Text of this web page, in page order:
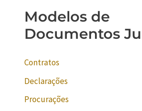
Modelos de
Documentos
Contratos
Declarações
Procurações